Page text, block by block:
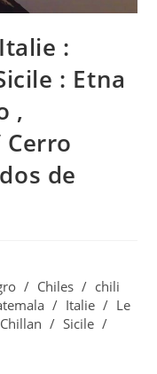
:
: Etna
,
de
/ Chiles / chili
/ Italie / Le
/ Sicile /